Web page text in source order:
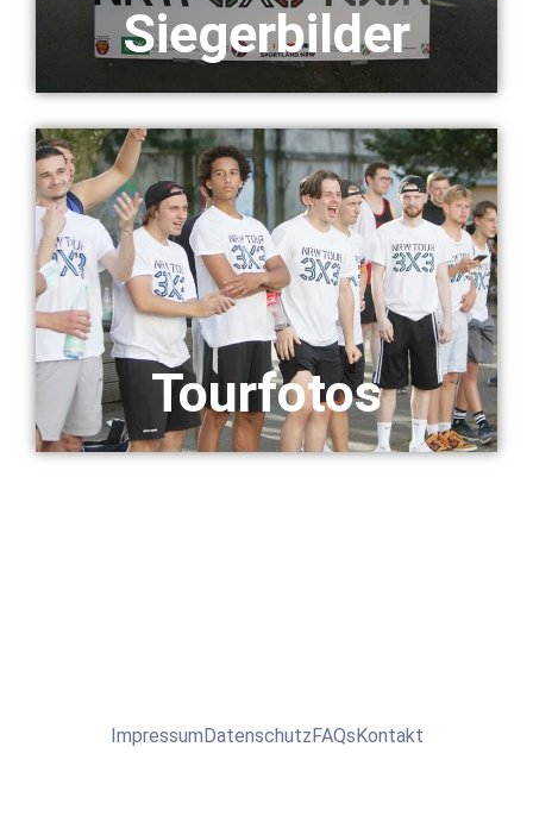
Siegerbilder
Tourfotos
Impressum Datenschutz FAQs Kontakt